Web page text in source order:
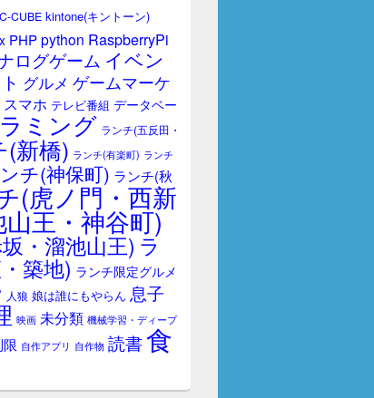
CUBE kintone(キントーン)
PHPpython RaspberryPi
ログゲーム イベン
グルメ ゲームマーケ
スマホ テレビ番組 データベー
ミング ランチ(五反田・
(新橋) ランチ(有楽町) ランチ
チ(神保町) ランチ(秋
(虎ノ門・西新
王・神谷町)
・溜池山王) ラ
築地) ランチ限定グルメ
人狼 娘は誰にもやらん 息子
映画 未分類 機械学習・ディープ
自作アプリ 自作物 読書食